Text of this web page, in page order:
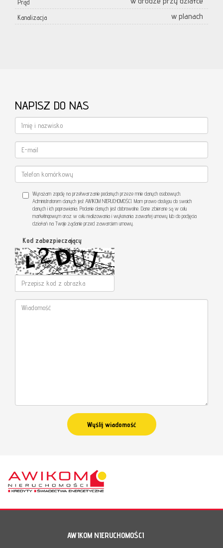
Prąd
Kanalizacja w planach
NAPISZ DO NAS
Wyrażam zgodę na przetwarzanie podanych przeze mnie danych osobowych.
Administratorem danych jest AWIKOM NIERUCHOMOŚCI. Mam prawo dostępu do swoich
danych i ich poprawiania. Podanie danych jest dobrowolne. Dane zbierane są w celu
marketingowym oraz w celu realizowania i wykonania zawartej umowy lub do podjęcia
działań na Twoje żądanie przed zawarciem umowy.
Kod zabezpieczający
AWIKOM NIERUCHOMOŚCI